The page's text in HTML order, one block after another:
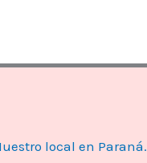
local en Paraná.